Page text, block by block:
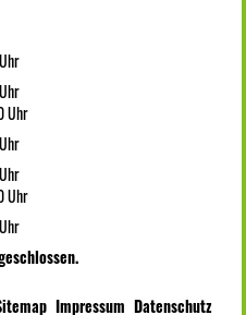
Uhr
Uhr
Impressum Datenschutz